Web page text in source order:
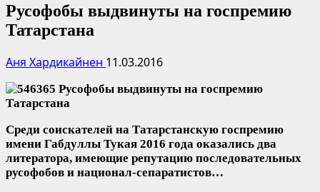
Русофобы выдвинуты на госпремию
Татарстана
Аня Хардикайнен 11.03.2016
Среди соискателей на Татарстанскую госпремию
имени Габдуллы Тукая 2016 года оказались два
литератора, имеющие репутацию последовательных
русофобов и национал-сепаратистов…